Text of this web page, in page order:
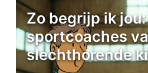
Zo begrijp ik
sportcoaches
slechthorende